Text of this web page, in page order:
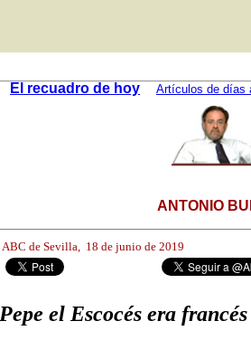
El recuadro de hoy Artículos de días
ANTONIO
ABC de Sevilla, 18 de junio de 2019
Pepe el Escocés era francés